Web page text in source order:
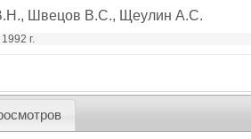
, Швецов В.С., Щеулин А.С.
г.